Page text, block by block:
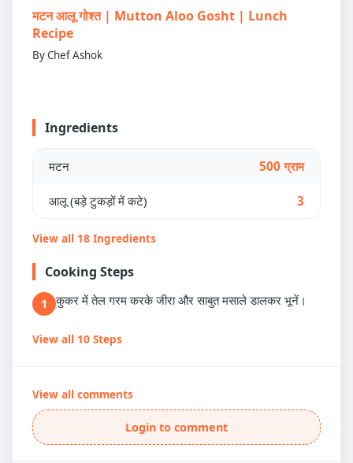
मटन आलू गोश्त | Mutton Aloo Gosht | Lunch
Recipe
By Chef Ashok
Ingredients
मटन 500 ग्राम
आलू (बड़े टुकड़ों में कटे) 3
View all 18 Ingredients
Cooking Steps
1 कुकर में तेल गरम करके जीरा और साबुत मसाले डालकर भूनें।
View all 10 Steps
View all comments
Login to comment